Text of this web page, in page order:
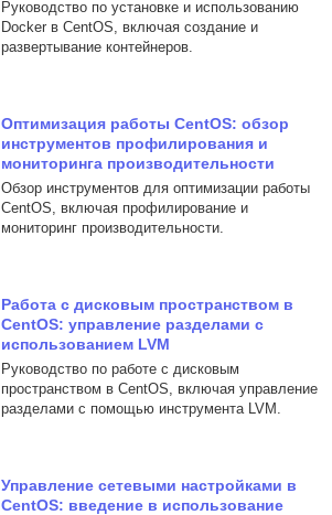
Руководство по установке и использованию
Docker в CentOS, включая создание и
развертывание контейнеров.
Оптимизация работы CentOS: обзор
инструментов профилирования и
мониторинга производительности
Обзор инструментов для оптимизации работы
CentOS, включая профилирование и
мониторинг производительности.
Работа с дисковым пространством в
CentOS: управление разделами с
использованием LVM
Руководство по работе с дисковым
пространством в CentOS, включая управление
разделами с помощью инструмента LVM.
Управление сетевыми настройками в
CentOS: введение в использование